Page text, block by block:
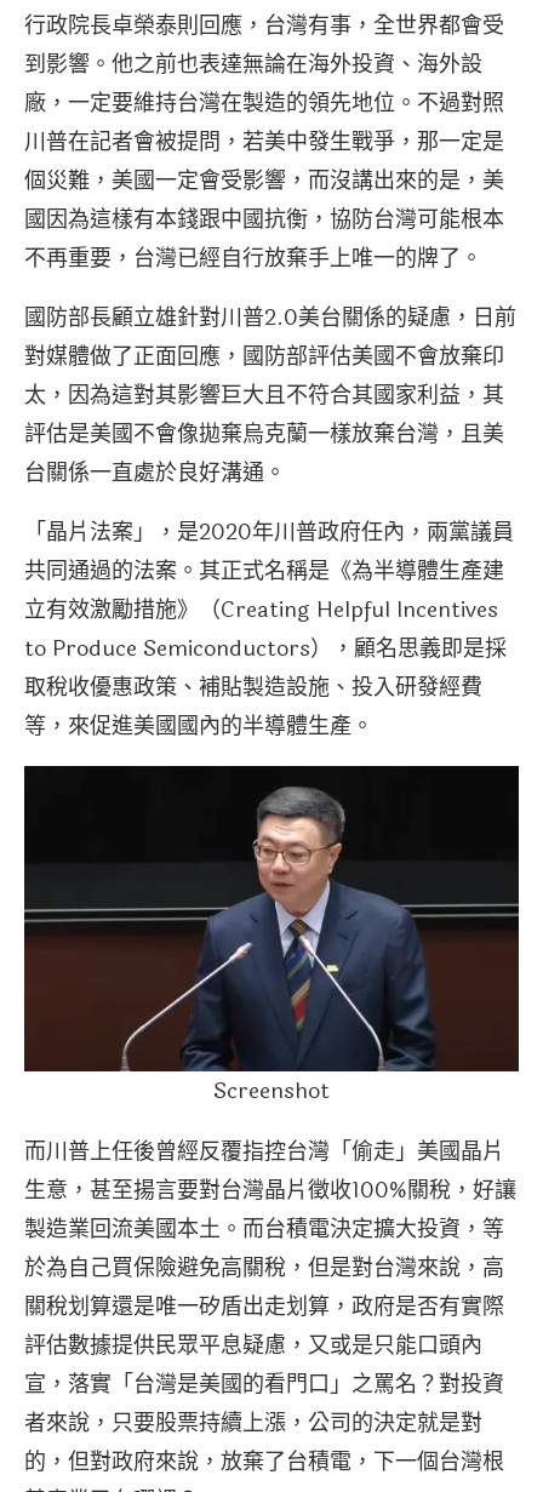
行政院長卓榮泰則回應，台灣有事，全世界都會受
到影響。他之前也表達無論在海外投資、海外設
廠，一定要維持台灣在製造的領先地位。不過對照
川普在記者會被提問，若美中發生戰爭，那一定是
個災難，美國一定會受影響，而沒講出來的是，美
國因為這樣有本錢跟中國抗衡，協防台灣可能根本
不再重要，台灣已經自行放棄手上唯一的牌了。
國防部長顧立雄針對川普2.0美台關係的疑慮，日前
對媒體做了正面回應，國防部評估美國不會放棄印
太，因為這對其影響巨大且不符合其國家利益，其
評估是美國不會像拋棄烏克蘭一樣放棄台灣，且美
台關係一直處於良好溝通。
「晶片法案」，是2020年川普政府任內，兩黨議員
共同通過的法案。其正式名稱是《為半導體生產建
立有效激勵措施》（Creating Helpful Incentives
to Produce Semiconductors），顧名思義即是採
取稅收優惠政策、補貼製造設施、投入研發經費
等，來促進美國國內的半導體生產。
Screenshot
而川普上任後曾經反覆指控台灣「偷走」美國晶片
生意，甚至揚言要對台灣晶片徵收100%關稅，好讓
製造業回流美國本土。而台積電決定擴大投資，等
於為自己買保險避免高關稅，但是對台灣來說，高
關稅划算還是唯一矽盾出走划算，政府是否有實際
評估數據提供民眾平息疑慮，又或是只能口頭內
宣，落實「台灣是美國的看門口」之罵名？對投資
者來說，只要股票持續上漲，公司的決定就是對
的，但對政府來說，放棄了台積電，下一個台灣根